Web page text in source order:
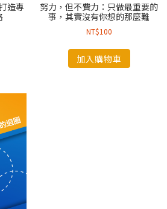
造專
努力，但不費力：只做最重要的
事，其實沒有你想的那麼難
NT$100
加入購物車